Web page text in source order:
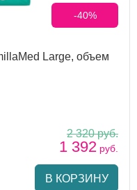
-40%
Large, объем
2 320руб.
1 392 руб.
В КОРЗИНУ